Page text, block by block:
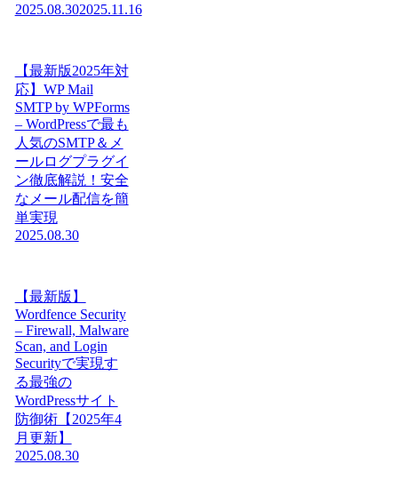
2025.08.302025.11.16
【最新版2025年対
応】WP Mail
SMTP by WPForms
– WordPressで最も
人気のSMTP＆メ
ールログプラグイ
ン徹底解説！安全
なメール配信を簡
単実現
2025.08.30
【最新版】
Wordfence Security
– Firewall, Malware
Scan, and Login
Securityで実現す
る最強の
WordPressサイト
防御術【2025年4
月更新】
2025.08.30